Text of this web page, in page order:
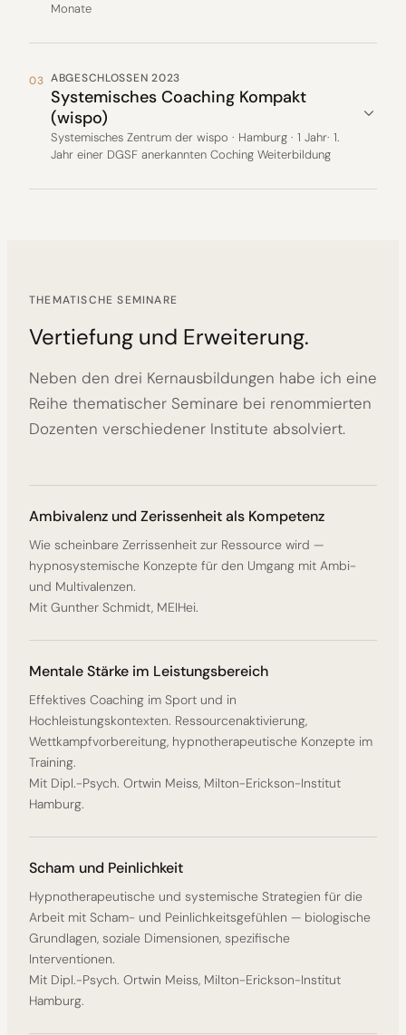
Monate
03 ABGESCHLOSSEN 2023
Systemisches Coaching Kompakt
(wispo)
Systemisches Zentrum der wispo · Hamburg · 1 Jahr· 1.
Jahr einer DGSF anerkannten Coching Weiterbildung
THEMATISCHE SEMINARE
Vertiefung und Erweiterung.
Neben den drei Kernausbildungen habe ich eine
Reihe thematischer Seminare bei renommierten
Dozenten verschiedener Institute absolviert.
Ambivalenz und Zerissenheit als Kompetenz
Wie scheinbare Zerrissenheit zur Ressource wird —
hypnosystemische Konzepte für den Umgang mit Ambi-
und Multivalenzen.
Mit Gunther Schmidt, MEIHei.
Mentale Stärke im Leistungsbereich
Effektives Coaching im Sport und in
Hochleistungskontexten. Ressourcenaktivierung,
Wettkampfvorbereitung, hypnotherapeutische Konzepte im
Training.
Mit Dipl.-Psych. Ortwin Meiss, Milton-Erickson-Institut
Hamburg.
Scham und Peinlichkeit
Hypnotherapeutische und systemische Strategien für die
Arbeit mit Scham- und Peinlichkeitsgefühlen — biologische
Grundlagen, soziale Dimensionen, spezifische
Interventionen.
Mit Dipl.-Psych. Ortwin Meiss, Milton-Erickson-Institut
Hamburg.